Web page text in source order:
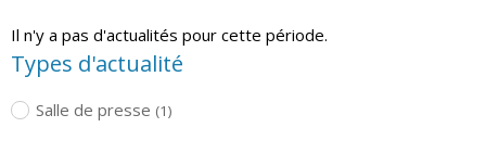
Il n'y a pas d'actualités pour cette période.
Types d'actualité
Salle de presse (1)